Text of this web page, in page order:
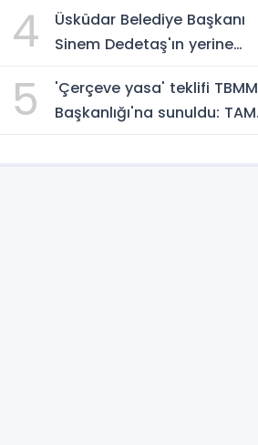
4
Üsküdar Belediye Başkanı
Sinem Dedetaş'ın yerine
5
'Çerçeve yasa' teklifi TBMM
Başkanlığı'na sunuldu: TAM